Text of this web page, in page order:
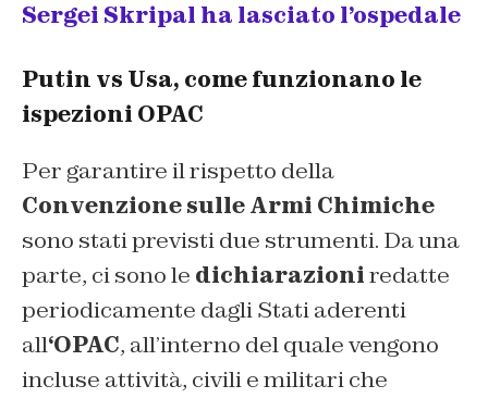
Sergei Skripal ha lasciato l’ospedale
Putin vs Usa, come funzionano le
ispezioni OPAC
Per garantire il rispetto della
Convenzione sulle Armi Chimiche
sono stati previsti due strumenti. Da una
parte, ci sono le dichiarazioniredatte
periodicamente dagli Stati aderenti
all‘OPAC, all’interno del quale vengono
incluse attività, civili e militari che